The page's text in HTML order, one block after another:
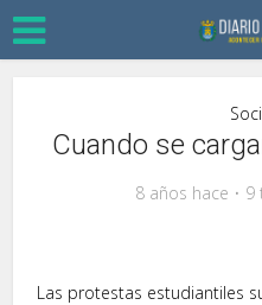
Cuando se
8 años hace 9
Las protestas estudiantiles